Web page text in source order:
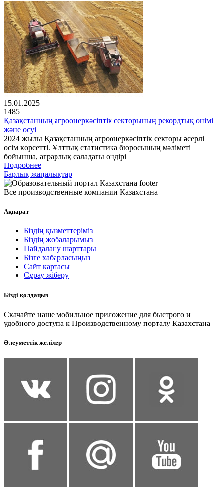
15.01.2025
1485
Қазақстанның агроөнеркәсіптік секторының рекордтық өнімі
және өсуі
2024 жылы Қазақстанның агроөнеркәсіптік секторы әсерлі
өсім көрсетті. Ұлттық статистика бюросының мәліметі
бойынша, аграрлық саладағы өндірі
Подробнее
Барлық жаңалықтар
Все производственные компании Казахстана
Ақпарат
Біздің қызметтеріміз
Біздің жобаларымыз
Пайдалану шарттары
Бізге хабарласыңыз
Сайт картасы
Сұрау жіберу
Бізді қолдаңыз
Скачайте наше мобильное приложение для быстрого и
удобного доступа к Производственному порталу Казахстана
Әлеуметтік желілер